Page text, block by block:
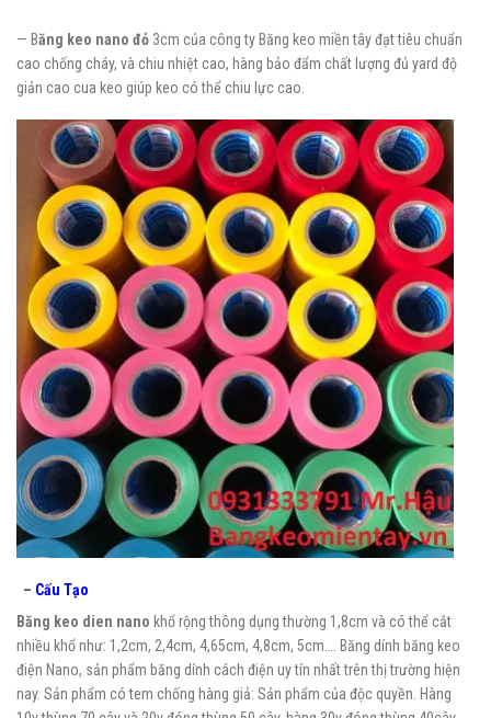
— Băng keo nano đỏ 3cm của công ty Băng keo miền tây đạt tiêu chuẩn
cao chống cháy, và chiu nhiệt cao, hàng bảo đẩm chất lượng đủ yard độ
giản cao cua keo giúp keo có thể chiu lực cao.
– Cấu Tạo
Băng keo dien nano khổ rộng thông dụng thường 1,8cm và có thể cắt
nhiều khổ như: 1,2cm, 2,4cm, 4,65cm, 4,8cm, 5cm…. Băng dính băng keo
điện Nano, sản phẩm băng dính cách điện uy tín nhất trên thị trường hiện
nay. Sản phẩm có tem chống hàng giả: Sản phẩm của độc quyền. Hàng